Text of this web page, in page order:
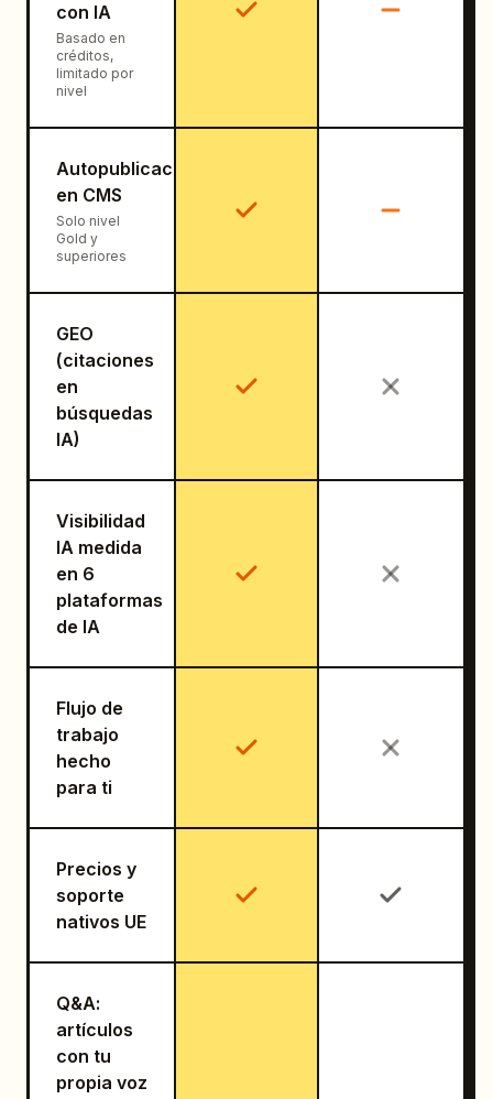
con IA
Basado en
créditos,
limitado por
nivel
Autopublicación
en CMS
Solo nivel
Gold y
superiores
GEO
(citaciones
en
búsquedas
IA)
Visibilidad
IA medida
en 6
plataformas
de IA
Flujo de
trabajo
hecho
para ti
Precios y
soporte
nativos UE
Q&A:
artículos
con tu
propia voz